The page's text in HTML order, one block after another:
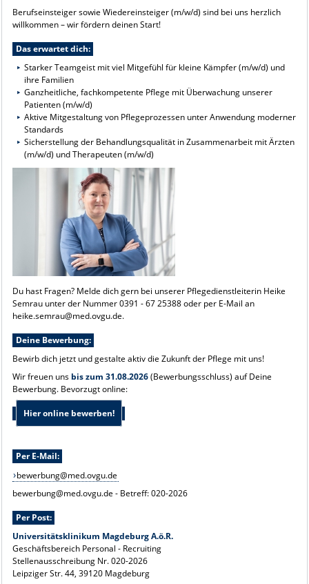
Berufseinsteiger sowie Wiedereinsteiger (m/w/d) sind bei uns herzlich
willkommen – wir fördern deinen Start!
Das erwartet dich:
Starker Teamgeist mit viel Mitgefühl für kleine Kämpfer (m/w/d) und
ihre Familien
Ganzheitliche, fachkompetente Pflege mit Überwachung unserer
Patienten (m/w/d)
Aktive Mitgestaltung von Pflegeprozessen unter Anwendung moderner
Standards
Sicherstellung der Behandlungsqualität in Zusammenarbeit mit Ärzten
(m/w/d) und Therapeuten (m/w/d)
Du hast Fragen? Melde dich gern bei unserer Pflegedienstleiterin Heike
Semrau unter der Nummer 0391 - 67 25388 oder per E-Mail an
heike.semrau@med.ovgu.de.
Deine Bewerbung:
Bewirb dich jetzt und gestalte aktiv die Zukunft der Pflege mit uns!
Wir freuen uns bis zum 31.08.2026(Bewerbungsschluss) auf Deine
Bewerbung. Bevorzugt online:
Hier online bewerben!
Per E-Mail:
bewerbung@med.ovgu.de
bewerbung@med.ovgu.de - Betreff: 020-2026
Per Post:
Universitätsklinikum Magdeburg A.ö.R.
Geschäftsbereich Personal - Recruiting
Stellenausschreibung Nr. 020-2026
Leipziger Str. 44, 39120 Magdeburg